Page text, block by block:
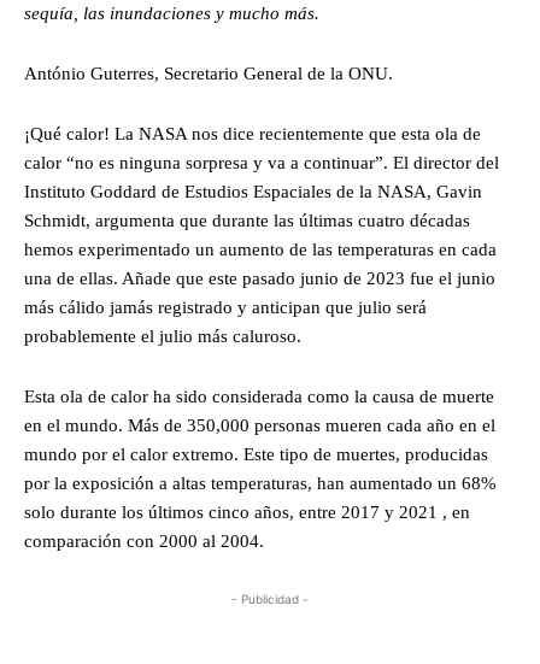
sequía, las inundaciones y mucho más.
António Guterres, Secretario General de la ONU.
¡Qué calor! La NASA nos dice recientemente que esta ola de
calor “no es ninguna sorpresa y va a continuar”. El director del
Instituto Goddard de Estudios Espaciales de la NASA, Gavin
Schmidt, argumenta que durante las últimas cuatro décadas
hemos experimentado un aumento de las temperaturas en cada
una de ellas. Añade que este pasado junio de 2023 fue el junio
más cálido jamás registrado y anticipan que julio será
probablemente el julio más caluroso.
Esta ola de calor ha sido considerada como la causa de muerte
en el mundo. Más de 350,000 personas mueren cada año en el
mundo por el calor extremo. Este tipo de muertes, producidas
por la exposición a altas temperaturas, han aumentado un 68%
solo durante los últimos cinco años, entre 2017 y 2021 , en
comparación con 2000 al 2004.
- Publicidad -